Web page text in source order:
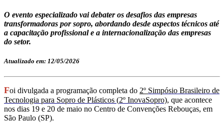
O evento especializado vai debater os desafios das empresas
transformadoras por sopro, abordando desde aspectos técnicos até
a capacitação profissional e a internacionalização das empresas
do setor.
Atualizado em: 12/05/2026
Foi divulgada a programação completa do 2º Simpósio Brasileiro de
Tecnologia para Sopro de Plásticos (2º InovaSopro), que acontece
nos dias 19 e 20 de maio no Centro de Convenções Rebouças, em
São Paulo (SP).